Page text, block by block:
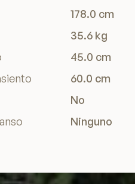
178.0 cm
35.6 kg
45.0 cm
60.0 cm
No
Ninguno